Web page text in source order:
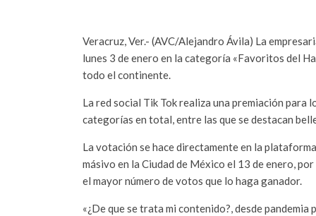
Veracruz, Ver.- (AVC/Alejandro Ávila) La
lunes 3 de enero en la categoría «Favoritos del
todo el continente.
La red social Tik Tok realiza una premiación para
categorías en total, entre las que se destacan
La votación se hace directamente en la
másivo en la Ciudad de México el 13 de enero,
el mayor número de votos que lo haga ganador.
«¿De que se trata mi contenido?, desde